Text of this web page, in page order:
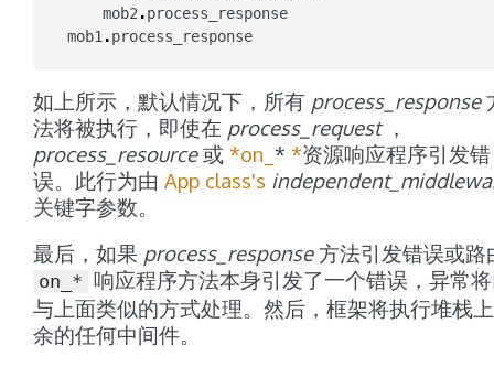
mob2 .process_response
mob1 .process_response
如上所示，默认情况下，所有 process_response
法将被执行，即使在 process_request，
process_resource或 *on_ * *资源响应程序引发错
误。此行为由 App class's
关键字参数。
最后，如果 process_response方法引发错误或路
on_* 响应程序方法本身引发了一个错误，异常
与上面类似的方式处理。然后，框架将执行堆栈
余的任何中间件。